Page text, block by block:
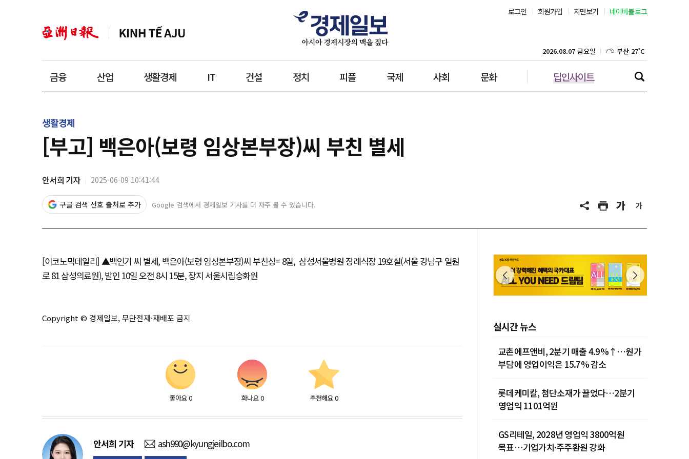
로그인 회원가입 지면보기 네이버블로그
금융 산업 생활경제 IT 건설 정치 피플 국제 사회 문화 딥인사이트
2026.08.07 금요일 부산 27˚C
대구 26˚C
강릉 25˚C
제주 29˚C
생활경제
[부고] 백은아(보령 임상본부장)씨 부친 별세
안서희 기자 2025-06-09 10:41:44
구글 검색 선호 출처로 추가 Google 검색에서 경제일보 기사를 더 자주 볼 수 있습니다.
[이코노믹데일리] ▲백인기 씨 별세, 백은아(보령 임상본부장)씨 부친상= 8일, 삼성서울병원 장례식장 19호실(서울 강남구 일원
로 81 삼성의료원), 발인 10일 오전 8시 15분, 장지 서울시립승화원
Copyright © 경제일보, 무단전재·재배포 금지
좋아요 0 화나요 0 추천해요 0
안서희 기자 ash990@kyungjeilbo.com
실시간 뉴스
교촌에프앤비, 2분기 매출 4.9%↑…원가
부담에 영업이익은 15.7% 감소
롯데케미칼, 첨단소재가 끌었다…2분기
영업익 1101억원
GS리테일, 2028년 영업익 3800억원
목표…기업가치·주주환원 강화